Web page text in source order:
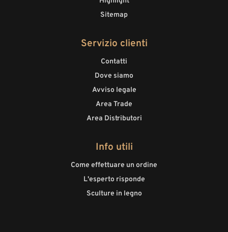
Sitemap
Servizio clienti
Contatti
Dove siamo
Avviso legale
Area Trade
Area Distributori
Info utili
Come effettuare un ordine
L'esperto risponde
Sculture in legno